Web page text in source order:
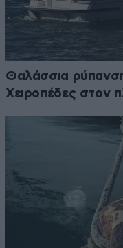
Θαλάσσια
Χειροπέδες στον